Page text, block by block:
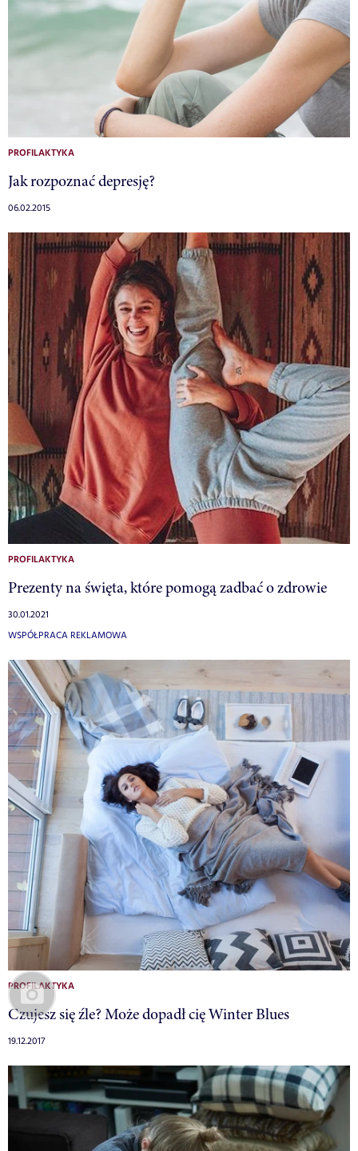
PROFILAKTYKA
Jak rozpoznać depresję?
06.02.2015
PROFILAKTYKA
Prezenty na święta, które pomogą zadbać o zdrowie
30.01.2021
WSPÓŁPRACA REKLAMOWA
PROFILAKTYKA
Czujesz się źle? Może dopadł cię Winter Blues
19.12.2017